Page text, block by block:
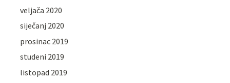
veljača 2020
siječanj 2020
prosinac 2019
studeni 2019
listopad 2019